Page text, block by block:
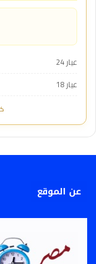
عيار 24
عيار 18
عن الموقع